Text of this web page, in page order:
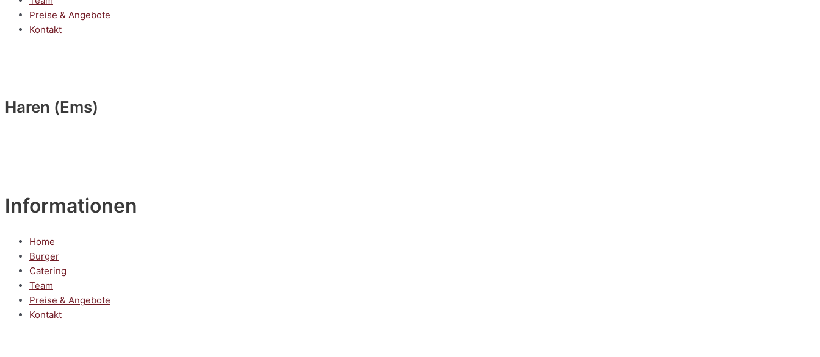
Preise & Angebote
Kontakt
Haren (Ems)
Informationen
Home
Burger
Catering
Team
Preise & Angebote
Kontakt